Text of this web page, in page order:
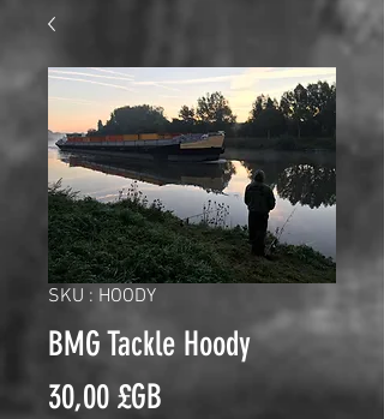
SKU : HOODY
BMG Tackle Hoody
30,00 £GB